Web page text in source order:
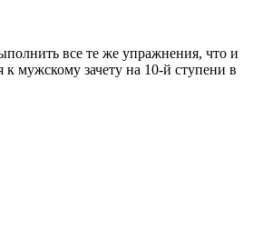
все те же упражнения, что и
к мужскому зачету на 10-й ступени в